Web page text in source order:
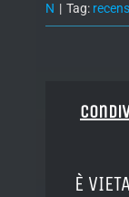
N | Tag:
È